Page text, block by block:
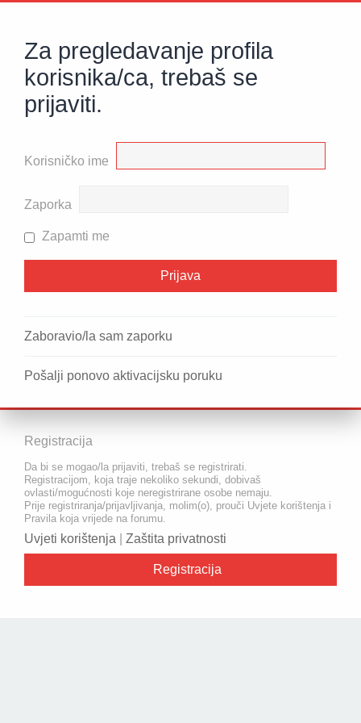
Za pregledavanje profila
korisnika/ca, trebaš se
prijaviti.
Korisničko ime
Zaporka
Zapamti me
Zaboravio/la sam zaporku
Pošalji ponovo aktivacijsku poruku
Registracija
Da bi se mogao/la prijaviti, trebaš se registrirati.
Registracijom, koja traje nekoliko sekundi, dobivaš
ovlasti/mogućnosti koje neregistrirane osobe nemaju.
Prije registriranja/prijavljivanja, molim(o), prouči Uvjete korištenja i
Pravila koja vrijede na forumu.
Uvjeti korištenja Zaštita privatnosti
Registracija